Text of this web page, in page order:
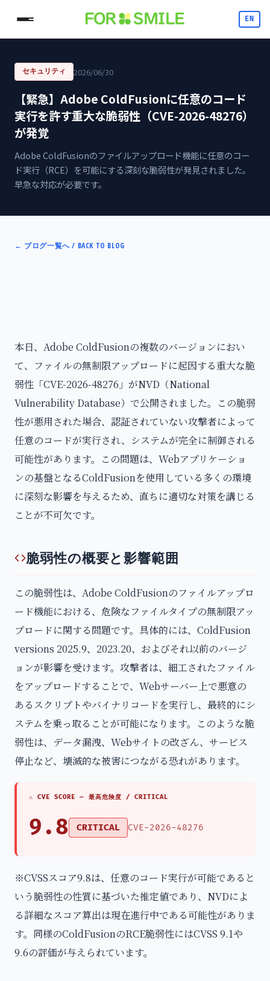
EN
セキュリティ 2026/06/30
【緊急】Adobe ColdFusionに任意のコード
実行を許す重大な脆弱性（CVE-2026-48276）
が発覚
Adobe ColdFusionのファイルアップロード機能に任意のコー
ド実行（RCE）を可能にする深刻な脆弱性が発見されました。
早急な対応が必要です。
← ブログ一覧へ / BACK TO BLOG
本日、Adobe ColdFusionの複数のバージョンにおい
て、ファイルの無制限アップロードに起因する重大な脆
弱性「CVE-2026-48276」がNVD（National
Vulnerability Database）で公開されました。この脆弱
性が悪用された場合、認証されていない攻撃者によって
任意のコードが実行され、システムが完全に制御される
可能性があります。この問題は、Webアプリケーショ
ンの基盤となるColdFusionを使用している多くの環境
に深刻な影響を与えるため、直ちに適切な対策を講じる
ことが不可欠です。
脆弱性の概要と影響範囲
この脆弱性は、Adobe ColdFusionのファイルアップロ
ード機能における、危険なファイルタイプの無制限アッ
プロードに関する問題です。具体的には、ColdFusion
versions 2025.9、2023.20、およびそれ以前のバージ
ョンが影響を受けます。攻撃者は、細工されたファイル
をアップロードすることで、Webサーバー上で悪意の
あるスクリプトやバイナリコードを実行し、最終的にシ
ステムを乗っ取ることが可能になります。このような脆
弱性は、データ漏洩、Webサイトの改ざん、サービス
停止など、壊滅的な被害につながる恐れがあります。
⚠ CVE SCORE — 最高危険度 / CRITICAL
9.8 CRITICAL CVE-2026-48276
※CVSSスコア9.8は、任意のコード実行が可能であると
いう脆弱性の性質に基づいた推定値であり、NVDによ
る詳細なスコア算出は現在進行中である可能性がありま
す。同様のColdFusionのRCE脆弱性にはCVSS 9.1や
9.6の評価が与えられています。